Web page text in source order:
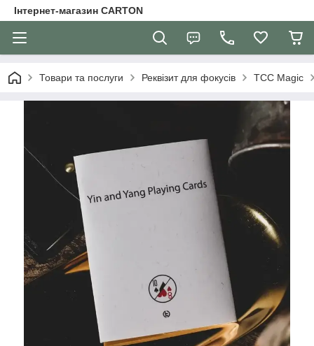
Інтернет-магазин CARTON
Товари та послуги Реквізит для фокусів TCC Magic